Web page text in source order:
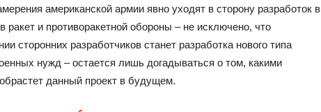
американской армии явно уходят в сторону разработок в
ракет и противоракетной обороны – не исключено, что
сторонних разработчиков станет разработка нового типа
нужд – остается лишь догадываться о том, какими
данный проект в будущем.